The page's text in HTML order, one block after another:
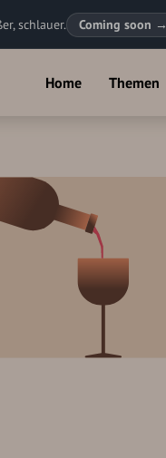
schlauer. Coming soon →
Home Themen